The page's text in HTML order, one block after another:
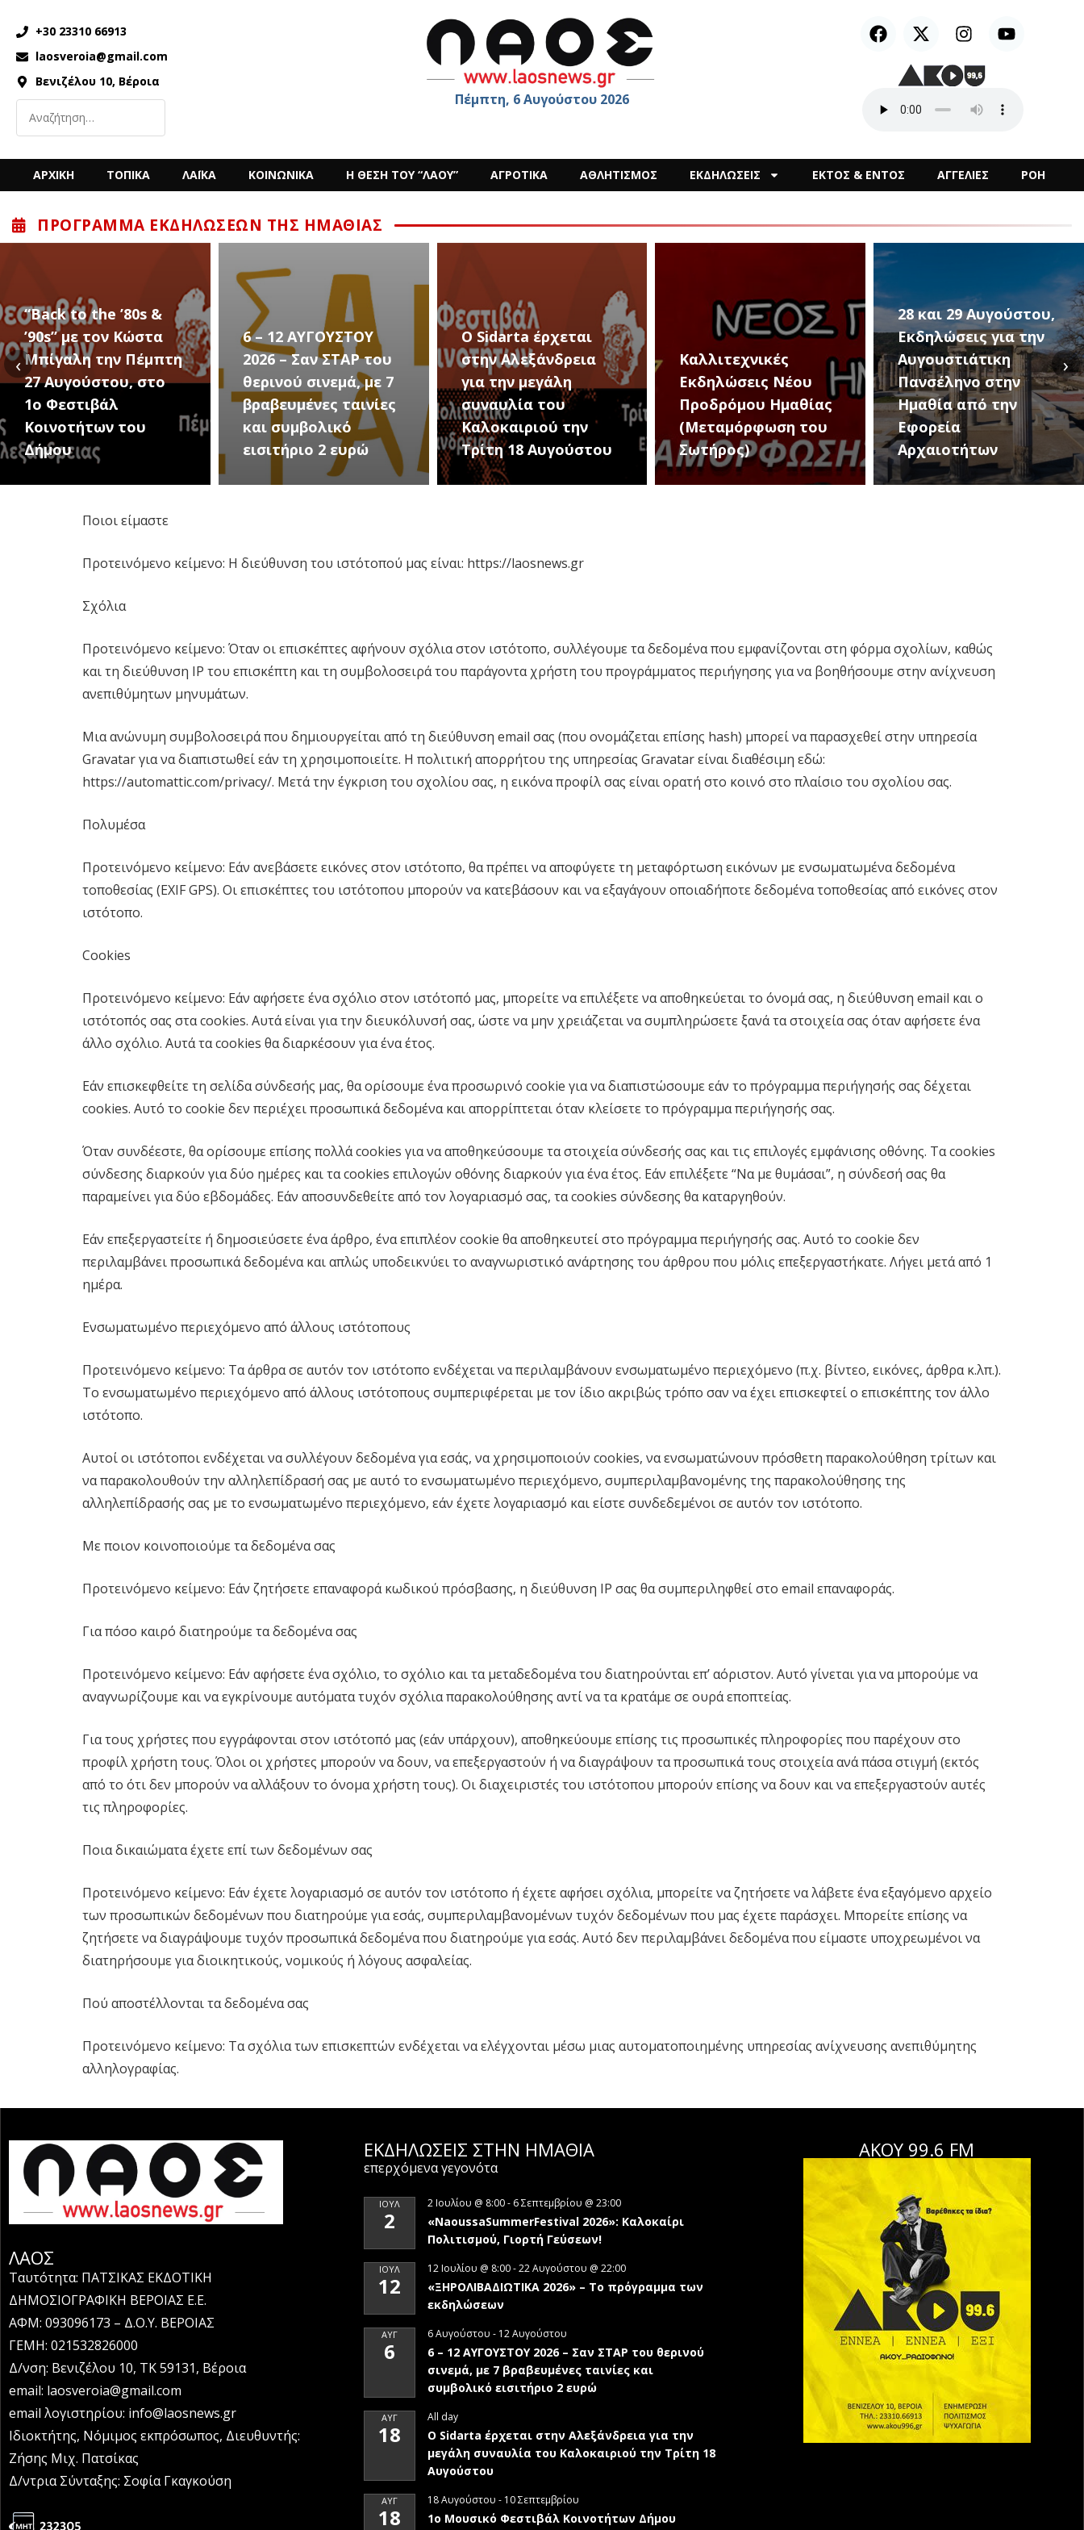
+30 23310 66913
laosveroia@gmail.com
Βενιζέλου 10, Βέροια
Πέμπτη, 6 Αυγούστου 2026
ΑΡΧΙΚΗ ΤΟΠΙΚΑ ΛΑΪΚΑ ΚΟΙΝΩΝΙΚΑ Η ΘΕΣΗ ΤΟΥ “ΛΑΟΥ” ΑΓΡΟΤΙΚΑ ΑΘΛΗΤΙΣΜΟΣ ΕΚΔΗΛΩΣΕΙΣ ΕΚΤΟΣ & ΕΝΤΟΣ ΑΓΓΕΛΙΕΣ ΡΟΗ
ΠΡΌΓΡΑΜΜΑ ΕΚΔΗΛΏΣΕΩΝ ΤΗΣ ΗΜΑΘΊΑΣ
6 – 12 ΑΥΓΟΥΣΤΟΥ
2026 – Σαν ΣΤΑΡ του
θερινού σινεμά, με 7
βραβευμένες ταινίες
και συμβολικό
εισιτήριο 2 ευρώ
Ο Sidarta έρχεται
στην Αλεξάνδρεια
για την μεγάλη
συναυλία του
Καλοκαιριού την
Τρίτη 18 Αυγούστου
Καλλιτεχνικές
Εκδηλώσεις Νέου
Προδρόμου Ημαθίας
(Μεταμόρφωση του
Σωτήρος)
28 και 29 Αυγούστου,
Εκδηλώσεις για την
Αυγουστιάτικη
Πανσέληνο στην
Ημαθία από την
Εφορεία
Αρχαιοτήτων
Οι «Passepartout –
The Band» έρχονται
σήμερα στη Νάουσα
για μια μεγάλη
μουσική βραδιά
‹ ›
Ποιοι είμαστε
Προτεινόμενο κείμενο: Η διεύθυνση του ιστότοπού μας είναι: https://laosnews.gr
Σχόλια
Προτεινόμενο κείμενο: Όταν οι επισκέπτες αφήνουν σχόλια στον ιστότοπο, συλλέγουμε τα δεδομένα που εμφανίζονται στη φόρμα σχολίων, καθώς
και τη διεύθυνση IP του επισκέπτη και τη συμβολοσειρά του παράγοντα χρήστη του προγράμματος περιήγησης για να βοηθήσουμε στην ανίχνευση
ανεπιθύμητων μηνυμάτων.
Μια ανώνυμη συμβολοσειρά που δημιουργείται από τη διεύθυνση email σας (που ονομάζεται επίσης hash) μπορεί να παρασχεθεί στην υπηρεσία
Gravatar για να διαπιστωθεί εάν τη χρησιμοποιείτε. Η πολιτική απορρήτου της υπηρεσίας Gravatar είναι διαθέσιμη εδώ:
https://automattic.com/privacy/. Μετά την έγκριση του σχολίου σας, η εικόνα προφίλ σας είναι ορατή στο κοινό στο πλαίσιο του σχολίου σας.
Πολυμέσα
Προτεινόμενο κείμενο: Εάν ανεβάσετε εικόνες στον ιστότοπο, θα πρέπει να αποφύγετε τη μεταφόρτωση εικόνων με ενσωματωμένα δεδομένα
τοποθεσίας (EXIF GPS). Οι επισκέπτες του ιστότοπου μπορούν να κατεβάσουν και να εξαγάγουν οποιαδήποτε δεδομένα τοποθεσίας από εικόνες στον
ιστότοπο.
Cookies
Προτεινόμενο κείμενο: Εάν αφήσετε ένα σχόλιο στον ιστότοπό μας, μπορείτε να επιλέξετε να αποθηκεύεται το όνομά σας, η διεύθυνση email και ο
ιστότοπός σας στα cookies. Αυτά είναι για την διευκόλυνσή σας, ώστε να μην χρειάζεται να συμπληρώσετε ξανά τα στοιχεία σας όταν αφήσετε ένα
άλλο σχόλιο. Αυτά τα cookies θα διαρκέσουν για ένα έτος.
Εάν επισκεφθείτε τη σελίδα σύνδεσής μας, θα ορίσουμε ένα προσωρινό cookie για να διαπιστώσουμε εάν το πρόγραμμα περιήγησής σας δέχεται
cookies. Αυτό το cookie δεν περιέχει προσωπικά δεδομένα και απορρίπτεται όταν κλείσετε το πρόγραμμα περιήγησής σας.
Όταν συνδέεστε, θα ορίσουμε επίσης πολλά cookies για να αποθηκεύσουμε τα στοιχεία σύνδεσής σας και τις επιλογές εμφάνισης οθόνης. Τα cookies
σύνδεσης διαρκούν για δύο ημέρες και τα cookies επιλογών οθόνης διαρκούν για ένα έτος. Εάν επιλέξετε “Να με θυμάσαι”, η σύνδεσή σας θα
παραμείνει για δύο εβδομάδες. Εάν αποσυνδεθείτε από τον λογαριασμό σας, τα cookies σύνδεσης θα καταργηθούν.
Εάν επεξεργαστείτε ή δημοσιεύσετε ένα άρθρο, ένα επιπλέον cookie θα αποθηκευτεί στο πρόγραμμα περιήγησής σας. Αυτό το cookie δεν
περιλαμβάνει προσωπικά δεδομένα και απλώς υποδεικνύει το αναγνωριστικό ανάρτησης του άρθρου που μόλις επεξεργαστήκατε. Λήγει μετά από 1
ημέρα.
Ενσωματωμένο περιεχόμενο από άλλους ιστότοπους
Προτεινόμενο κείμενο: Τα άρθρα σε αυτόν τον ιστότοπο ενδέχεται να περιλαμβάνουν ενσωματωμένο περιεχόμενο (π.χ. βίντεο, εικόνες, άρθρα κ.λπ.).
Το ενσωματωμένο περιεχόμενο από άλλους ιστότοπους συμπεριφέρεται με τον ίδιο ακριβώς τρόπο σαν να έχει επισκεφτεί ο επισκέπτης τον άλλο
ιστότοπο.
Αυτοί οι ιστότοποι ενδέχεται να συλλέγουν δεδομένα για εσάς, να χρησιμοποιούν cookies, να ενσωματώνουν πρόσθετη παρακολούθηση τρίτων και
να παρακολουθούν την αλληλεπίδρασή σας με αυτό το ενσωματωμένο περιεχόμενο, συμπεριλαμβανομένης της παρακολούθησης της
αλληλεπίδρασής σας με το ενσωματωμένο περιεχόμενο, εάν έχετε λογαριασμό και είστε συνδεδεμένοι σε αυτόν τον ιστότοπο.
Με ποιον κοινοποιούμε τα δεδομένα σας
Προτεινόμενο κείμενο: Εάν ζητήσετε επαναφορά κωδικού πρόσβασης, η διεύθυνση IP σας θα συμπεριληφθεί στο email επαναφοράς.
Για πόσο καιρό διατηρούμε τα δεδομένα σας
Προτεινόμενο κείμενο: Εάν αφήσετε ένα σχόλιο, το σχόλιο και τα μεταδεδομένα του διατηρούνται επ’ αόριστον. Αυτό γίνεται για να μπορούμε να
αναγνωρίζουμε και να εγκρίνουμε αυτόματα τυχόν σχόλια παρακολούθησης αντί να τα κρατάμε σε ουρά εποπτείας.
Για τους χρήστες που εγγράφονται στον ιστότοπό μας (εάν υπάρχουν), αποθηκεύουμε επίσης τις προσωπικές πληροφορίες που παρέχουν στο
προφίλ χρήστη τους. Όλοι οι χρήστες μπορούν να δουν, να επεξεργαστούν ή να διαγράψουν τα προσωπικά τους στοιχεία ανά πάσα στιγμή (εκτός
από το ότι δεν μπορούν να αλλάξουν το όνομα χρήστη τους). Οι διαχειριστές του ιστότοπου μπορούν επίσης να δουν και να επεξεργαστούν αυτές
τις πληροφορίες.
Ποια δικαιώματα έχετε επί των δεδομένων σας
Προτεινόμενο κείμενο: Εάν έχετε λογαριασμό σε αυτόν τον ιστότοπο ή έχετε αφήσει σχόλια, μπορείτε να ζητήσετε να λάβετε ένα εξαγόμενο αρχείο
των προσωπικών δεδομένων που διατηρούμε για εσάς, συμπεριλαμβανομένων τυχόν δεδομένων που μας έχετε παράσχει. Μπορείτε επίσης να
ζητήσετε να διαγράψουμε τυχόν προσωπικά δεδομένα που διατηρούμε για εσάς. Αυτό δεν περιλαμβάνει δεδομένα που είμαστε υποχρεωμένοι να
διατηρήσουμε για διοικητικούς, νομικούς ή λόγους ασφαλείας.
Πού αποστέλλονται τα δεδομένα σας
Προτεινόμενο κείμενο: Τα σχόλια των επισκεπτών ενδέχεται να ελέγχονται μέσω μιας αυτοματοποιημένης υπηρεσίας ανίχνευσης ανεπιθύμητης
αλληλογραφίας.
ΛΑΟΣ
Ταυτότητα: ΠΑΤΣΙΚΑΣ ΕΚΔΟΤΙΚΗ
ΔΗΜΟΣΙΟΓΡΑΦΙΚΗ ΒΕΡΟΙΑΣ Ε.Ε.
ΑΦΜ: 093096173 – Δ.Ο.Υ. ΒΕΡΟΙΑΣ
ΓΕΜΗ: 021532826000
Δ/νση: Βενιζέλου 10, ΤΚ 59131, Βέροια
email: laosveroia@gmail.com
email λογιστηρίου: info@laosnews.gr
Ιδιοκτήτης, Νόμιμος εκπρόσωπος, Διευθυντής:
Ζήσης Μιχ. Πατσίκας
Δ/ντρια Σύνταξης: Σοφία Γκαγκούση
ΕΚΔΗΛΩΣΕΙΣ ΣΤΗΝ ΗΜΑΘΊΑ
επερχόμενα γεγονότα
ΙΟΎΛ
2
2 Ιουλίου @ 8:00- 6 Σεπτεμβρίου @ 23:00
«NaoussaSummerFestival 2026»: Καλοκαίρι
Πολιτισμού, Γιορτή Γεύσεων!
ΙΟΎΛ
12
12 Ιουλίου @ 8:00-22 Αυγούστου @ 22:00
«ΞΗΡΟΛΙΒΑΔΙΩΤΙΚΑ 2026» – To πρόγραμμα των
εκδηλώσεων
ΑΥΓ
6
6 Αυγούστου - 12 Αυγούστου
6 – 12 ΑΥΓΟΥΣΤΟΥ 2026 – Σαν ΣΤΑΡ του θερινού
σινεμά, με 7 βραβευμένες ταινίες και
συμβολικό εισιτήριο 2 ευρώ
ΑΥΓ
18
All day
Ο Sidarta έρχεται στην Αλεξάνδρεια για την
μεγάλη συναυλία του Καλοκαιριού την Τρίτη 18
Αυγούστου
ΑΥΓ
18
18 Αυγούστου - 10 Σεπτεμβρίου
1ο Μουσικό Φεστιβάλ Κοινοτήτων Δήμου
ΑΚΟΥ 99.6 FM